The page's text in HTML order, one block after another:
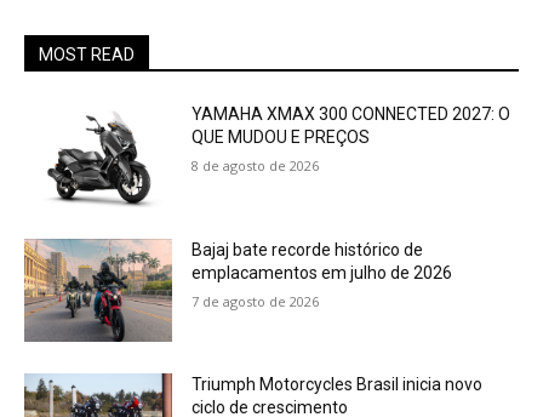
MOST READ
YAMAHA XMAX 300 CONNECTED 2027: O
QUE MUDOU E PREÇOS
8 de agosto de 2026
Bajaj bate recorde histórico de
emplacamentos em julho de 2026
7 de agosto de 2026
Triumph Motorcycles Brasil inicia novo
ciclo de crescimento